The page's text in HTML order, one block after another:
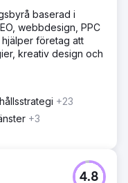
baserad i
webbdesign, PPC
företag att
kreativ design och
+23
+3
4.8